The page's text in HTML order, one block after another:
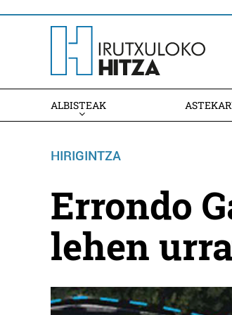
ALBISTEAK
HIRIGINTZA
Errondo
lehen